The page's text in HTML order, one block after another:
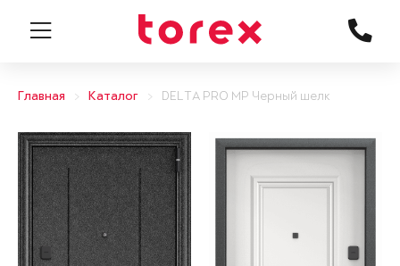
Главная Каталог DELTA PRO MP Черный шелк